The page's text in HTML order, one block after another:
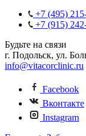
+7 (495)
+7 (915)
Будьте на связи
г. Подольск, ул.
info@vitacorclinic.ru
Facebook
Вконтакте
Instagram